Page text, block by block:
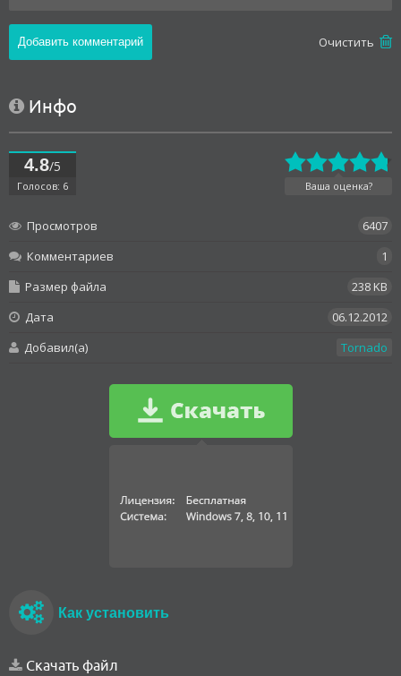
Oчистить
Инфо
4.8/5
Голосов: 6 Ваша оценка?
Просмотров
6407
Комментариев
1
Размер файла
238 KB
Дата
06.12.2012
Добавил(а)
Tornado
Как установить
Скачать файл